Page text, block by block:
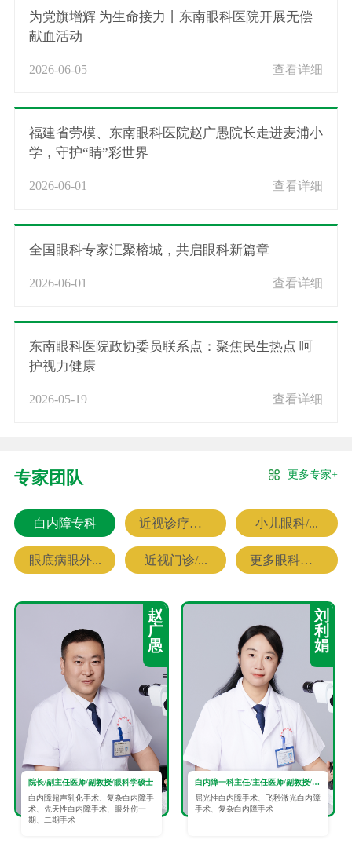
为党旗增辉 为生命接力丨东南眼科医院开展无偿
献血活动
2026-06-05 查看详细
福建省劳模、东南眼科医院赵广愚院长走进麦浦小
学，守护“睛”彩世界
2026-06-01 查看详细
全国眼科专家汇聚榕城，共启眼科新篇章
2026-06-01 查看详细
东南眼科医院政协委员联系点：聚焦民生热点 呵
护视力健康
2026-05-19 查看详细
专家团队 更多专家+
白内障专科 近视诊疗专科 小儿眼科/...
眼底病眼外... 近视门诊/... 更多眼科专家
赵
广
愚
院长/副主任医师/副教授/眼科学硕士
白内障超声乳化手术、复杂白内障手
术、先天性白内障手术、眼外伤一
期、二期手术
刘
利
娟
白内障一科主任/主任医师/副教授/眼科学硕士
屈光性白内障手术、飞秒激光白内障
手术、复杂白内障手术